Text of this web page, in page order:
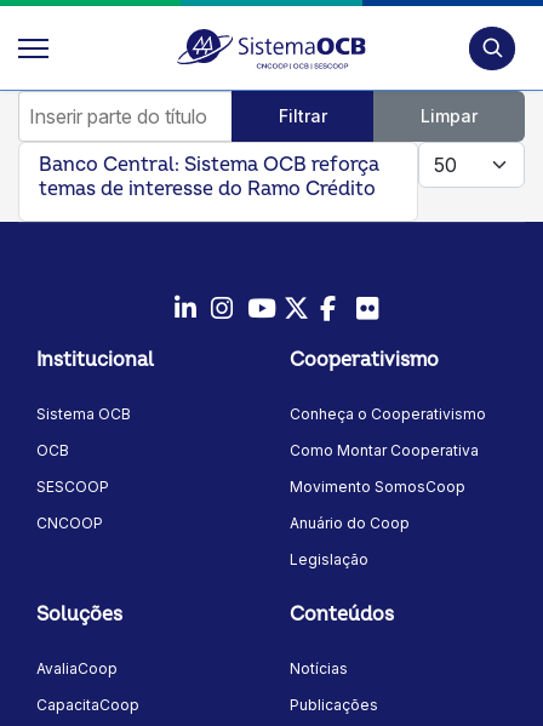
Inserir parte do título
Filtrar Limpar
Mostrar #
Banco Central: Sistema OCB reforça
temas de interesse do Ramo Crédito
Instagram
YoutubeTwitter/X
Facebook
Institucional
Sistema OCB
OCB
SESCOOP
CNCOOP
Cooperativismo
Conheça o Cooperativismo
Como Montar Cooperativa
Movimento SomosCoop
Anuário do Coop
Legislação
Soluções
AvaliaCoop
CapacitaCoop
Conteúdos
Notícias
Publicações